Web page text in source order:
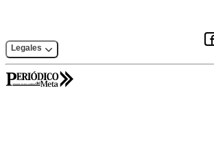
Legales